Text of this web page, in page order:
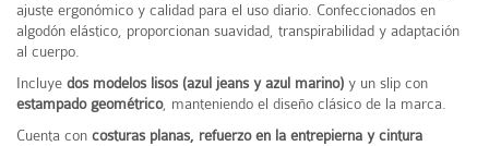
ajuste ergonómico y calidad para el uso diario. Confeccionados en
algodón elástico, proporcionan suavidad, transpirabilidad y adaptación
al cuerpo.
Incluye dos modelos lisos (azul jeans y azul marino) y un slip con
estampado geométrico, manteniendo el diseño clásico de la marca.
Cuenta con costuras planas, refuerzo en la entrepierna y cintura